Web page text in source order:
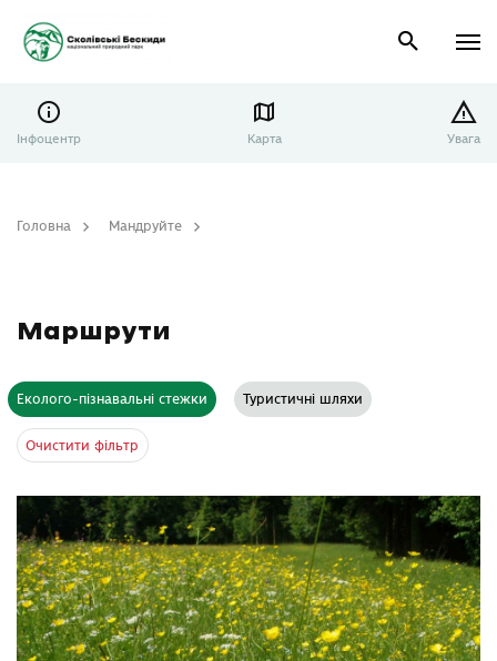
Інфоцентр Карта Увага
Головна Мандруйте
Маршрути
Еколого-пізнавальні стежки Туристичні шляхи
Очистити фільтр